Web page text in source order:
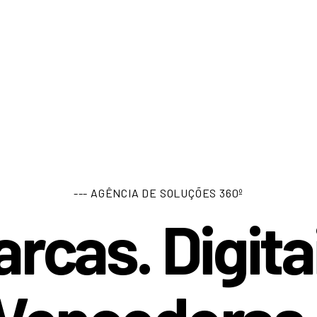
--- AGÊNCIA DE SOLUÇÕES 360º